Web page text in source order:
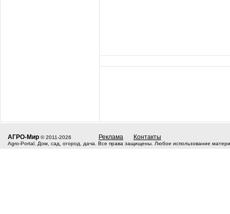
АГРО-Мир © 2011-2026 Реклама Контакты
Agro-Portal. Дом, сад, огород, дача. Все права защищены. Любое использование